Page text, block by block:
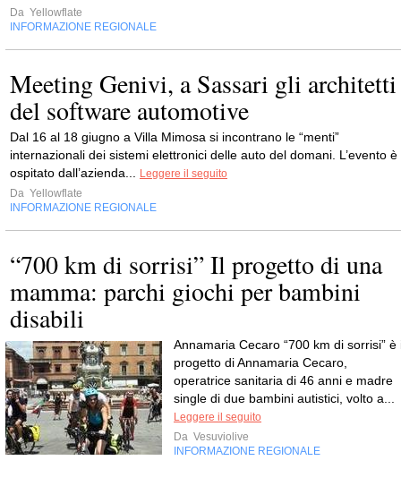
Da Yellowflate
INFORMAZIONE REGIONALE
Meeting Genivi, a Sassari gli architetti
del software automotive
Dal 16 al 18 giugno a Villa Mimosa si incontrano le “menti”
internazionali dei sistemi elettronici delle auto del domani. L’evento è
ospitato dall’azienda...
Leggere il seguito
Da Yellowflate
INFORMAZIONE REGIONALE
“700 km di sorrisi” Il progetto di una
mamma: parchi giochi per bambini
disabili
Annamaria Cecaro “700 km di sorrisi” è
progetto di Annamaria Cecaro,
operatrice sanitaria di 46 anni e madre
single di due bambini autistici, volto a...
Leggere il seguito
Da Vesuviolive
INFORMAZIONE REGIONALE